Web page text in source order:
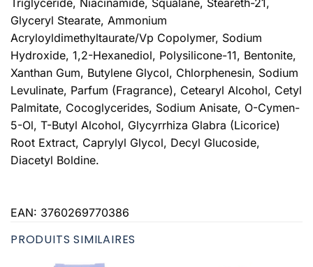
Glyceryl Stearate, Ammonium
Acryloyldimethyltaurate/Vp Copolymer, Sodium
Hydroxide, 1,2-Hexanediol, Polysilicone-11, Bentonite,
Xanthan Gum, Butylene Glycol, Chlorphenesin, Sodium
Levulinate, Parfum (Fragrance), Cetearyl Alcohol, Cetyl
Palmitate, Cocoglycerides, Sodium Anisate, O-Cymen-
5-Ol, T-Butyl Alcohol, Glycyrrhiza Glabra (Licorice)
Root Extract, Caprylyl Glycol, Decyl Glucoside,
Diacetyl Boldine.
EAN: 3760269770386
PRODUITS SIMILAIRES